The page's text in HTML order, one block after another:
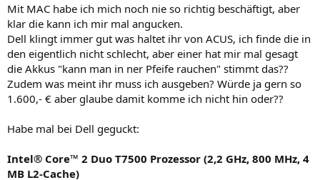
Mit MAC habe ich mich noch nie so richtig beschäftigt, aber
klar die kann ich mir mal angucken.
Dell klingt immer gut was haltet ihr von ACUS, ich finde die in
den eigentlich nicht schlecht, aber einer hat mir mal gesagt
die Akkus "kann man in ner Pfeife rauchen" stimmt das??
Zudem was meint ihr muss ich ausgeben? Würde ja gern so
1.600,- € aber glaube damit komme ich nicht hin oder??
Habe mal bei Dell geguckt:
Intel® Core™ 2 Duo T7500 Prozessor (2,2 GHz, 800 MHz, 4
MB L2-Cache)